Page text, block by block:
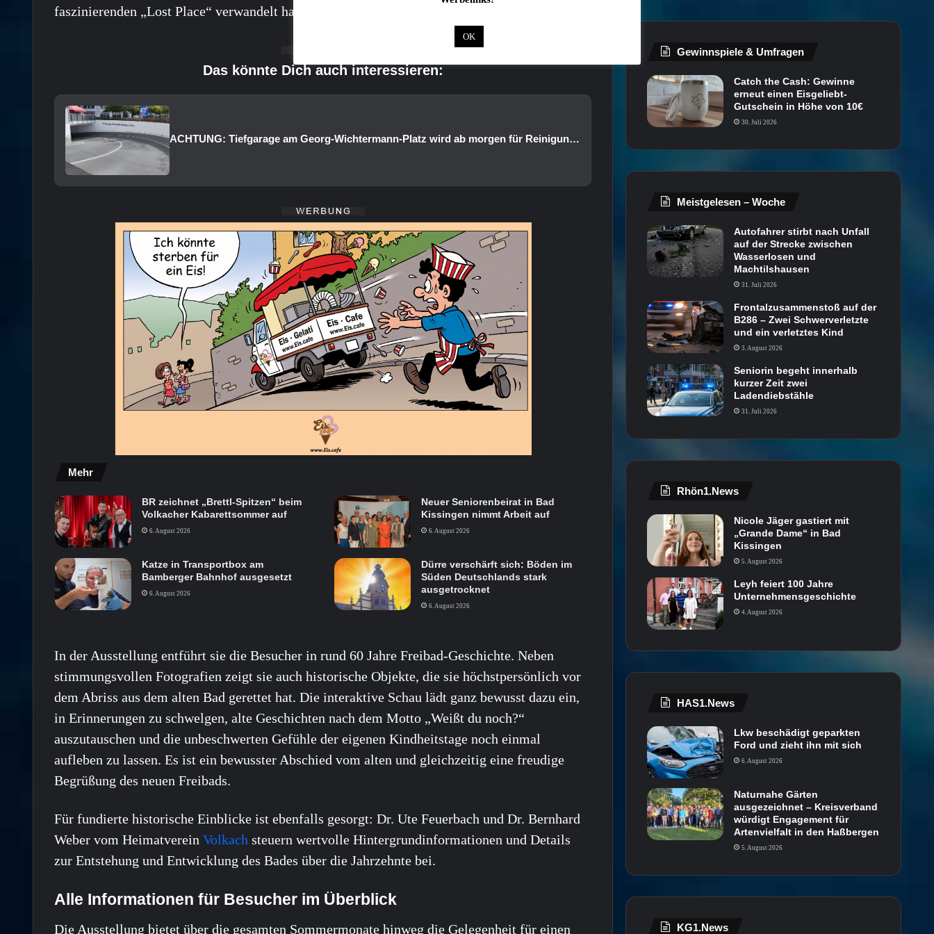
faszinierenden „Lost Place“ verwandelt hatte – mit ihrer Kamera fest.
Das könnte Dich auch interessieren:
ACHTUNG: Tiefgarage am Georg-Wichtermann-Platz wird ab morgen für Reinigungsarbeiten gesperrt
Mehr
BR zeichnet „Brettl-Spitzen“ beim
Volkacher Kabarettsommer auf
6. August 2026
Neuer Seniorenbeirat in Bad
Kissingen nimmt Arbeit auf
6. August 2026
Katze in Transportbox am
Bamberger Bahnhof ausgesetzt
6. August 2026
Dürre verschärft sich: Böden im
Süden Deutschlands stark
ausgetrocknet
6. August 2026
In der Ausstellung entführt sie die Besucher in rund 60 Jahre Freibad-Geschichte. Neben
stimmungsvollen Fotografien zeigt sie auch historische Objekte, die sie höchstpersönlich vor
dem Abriss aus dem alten Bad gerettet hat. Die interaktive Schau lädt ganz bewusst dazu ein,
in Erinnerungen zu schwelgen, alte Geschichten nach dem Motto „Weißt du noch?“
auszutauschen und die unbeschwerten Gefühle der eigenen Kindheitstage noch einmal
aufleben zu lassen. Es ist ein bewusster Abschied vom alten und gleichzeitig eine freudige
Begrüßung des neuen Freibads.
Für fundierte historische Einblicke ist ebenfalls gesorgt: Dr. Ute Feuerbach und Dr. Bernhard
Weber vom Heimatverein Volkach steuern wertvolle Hintergrundinformationen und Details
zur Entstehung und Entwicklung des Bades über die Jahrzehnte bei.
Alle Informationen für Besucher im Überblick
Die Ausstellung bietet über die gesamten Sommermonate hinweg die Gelegenheit für einen
Gewinnspiele & Umfragen
Catch the Cash: Gewinne
erneut einen Eisgeliebt-
Gutschein in Höhe von 10€
30. Juli 2026
Meistgelesen – Woche
Autofahrer stirbt nach Unfall
auf der Strecke zwischen
Wasserlosen und
Machtilshausen
31. Juli 2026
Frontalzusammenstoß auf der
B286 – Zwei Schwerverletzte
und ein verletztes Kind
3. August 2026
Seniorin begeht innerhalb
kurzer Zeit zwei
Ladendiebstähle
31. Juli 2026
Rhön1.News
Nicole Jäger gastiert mit
„Grande Dame“ in Bad
Kissingen
5. August 2026
Leyh feiert 100 Jahre
Unternehmensgeschichte
4. August 2026
HAS1.News
Lkw beschädigt geparkten
Ford und zieht ihn mit sich
6. August 2026
Naturnahe Gärten
ausgezeichnet – Kreisverband
würdigt Engagement für
Artenvielfalt in den Haßbergen
5. August 2026
KG1.News
OK